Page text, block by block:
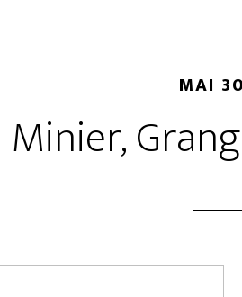
MAI
Minier,